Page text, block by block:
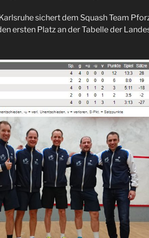
sichert dem Squash Team
ersten Platz an der Tabelle der